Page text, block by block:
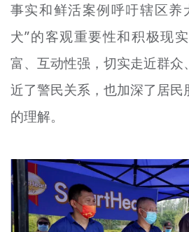
事实和鲜活案例呼吁辖区养
犬”的客观重要性和积极现
富、互动性强，切实走近群
近了警民关系，也加深了居民
的理解。